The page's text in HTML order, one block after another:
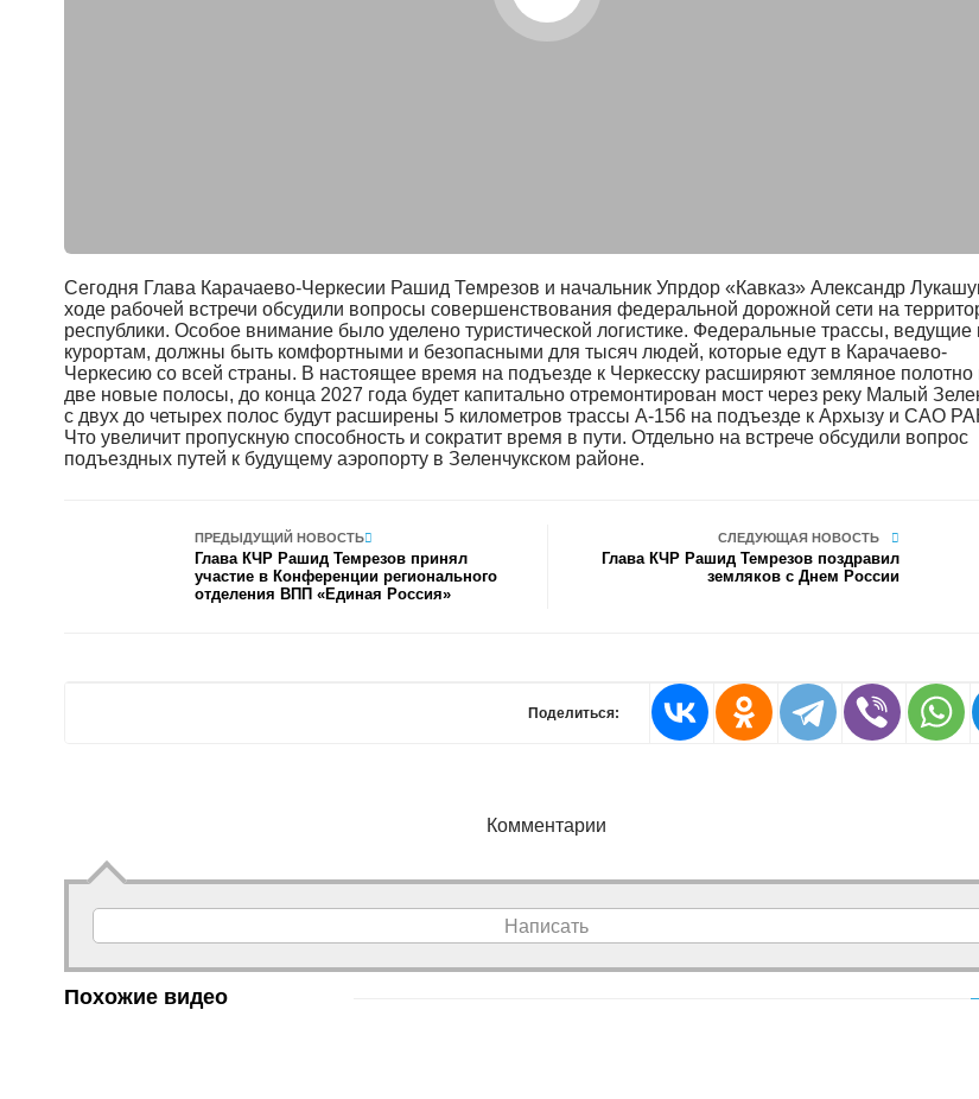
Сегодня Глава Карачаево-Черкесии Рашид Темрезов и начальник Упрдор «Кавказ» Александр
ходе рабочей встречи обсудили вопросы совершенствования федеральной дорожной сети на
республики. Особое внимание было уделено туристической логистике. Федеральные трассы, ведущие
курортам, должны быть комфортными и безопасными для тысяч людей, которые едут в Карачаево-
Черкесию со всей страны. В настоящее время на подъезде к Черкесску расширяют земляное полотно
две новые полосы, до конца 2027 года будет капитально отремонтирован мост через реку Малый
с двух до четырех полос будут расширены 5 километров трассы А-156 на подъезде к Архызу и САО
Что увеличит пропускную способность и сократит время в пути. Отдельно на встрече обсудили вопрос
подъездных путей к будущему аэропорту в Зеленчукском районе.
ПРЕДЫДУЩИЙ НОВОСТЬ
Глава КЧР Рашид Темрезов принял
участие в Конференции регионального
отделения ВПП «Единая Россия»
СЛЕДУЮЩАЯ НОВОСТЬ
Глава КЧР Рашид Темрезов поздравил
земляков с Днем России
Поделиться:
Комментарии
Написать
Похожие видео